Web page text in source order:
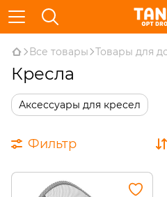
Все товары Товары для
Кресла
Аксессуары для кресел
Фильтр